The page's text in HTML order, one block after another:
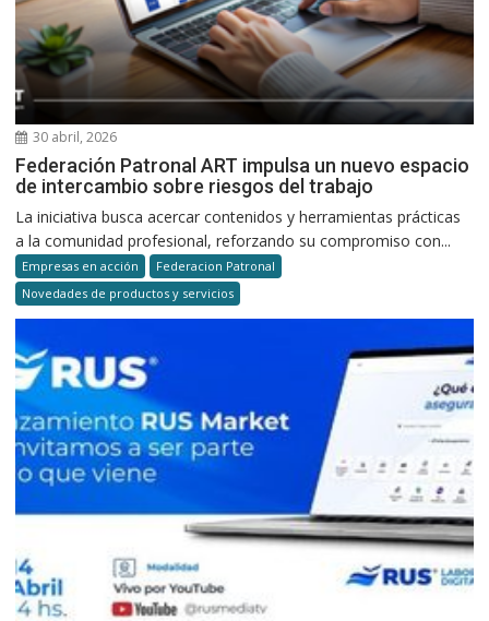
30 abril, 2026
Federación Patronal ART impulsa un nuevo espacio
de intercambio sobre riesgos del trabajo
La iniciativa busca acercar contenidos y herramientas prácticas
a la comunidad profesional, reforzando su compromiso con...
Empresas en acción
Federacion Patronal
Novedades de productos y servicios